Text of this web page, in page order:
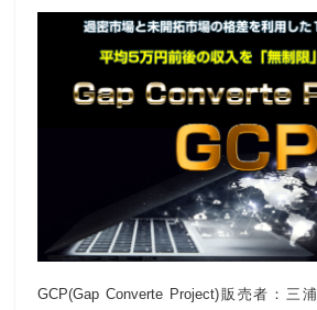
GCP(Gap Converte Project)販売者：